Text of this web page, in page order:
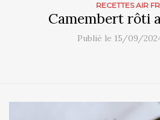
RECETTES AIR
Camembert rôti
Publié le 15/09/